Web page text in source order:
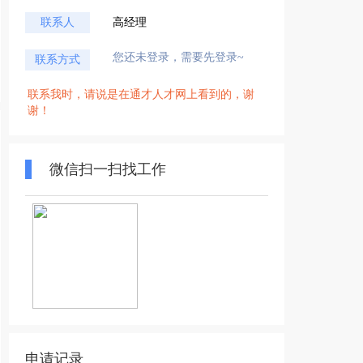
联系人 高经理
联系方式 您还未登录，需要先登录~
联系我时，请说是在通才人才网上看到的，谢
谢！
微信扫一扫找工作
申请记录